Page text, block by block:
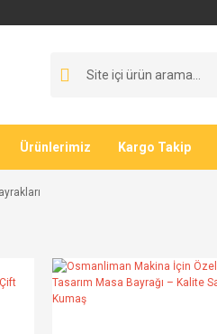
Ürünlerimiz Kargo Takip